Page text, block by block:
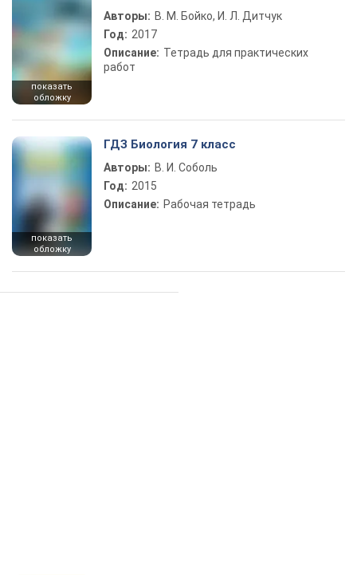
показать
обложку
Авторы: В. М. Бойко, И. Л. Дитчук
Год: 2017
Описание: Тетрадь для практических
работ
показать
обложку
ГДЗ Биология 7 класс
Авторы: В. И. Соболь
Год: 2015
Описание: Рабочая тетрадь